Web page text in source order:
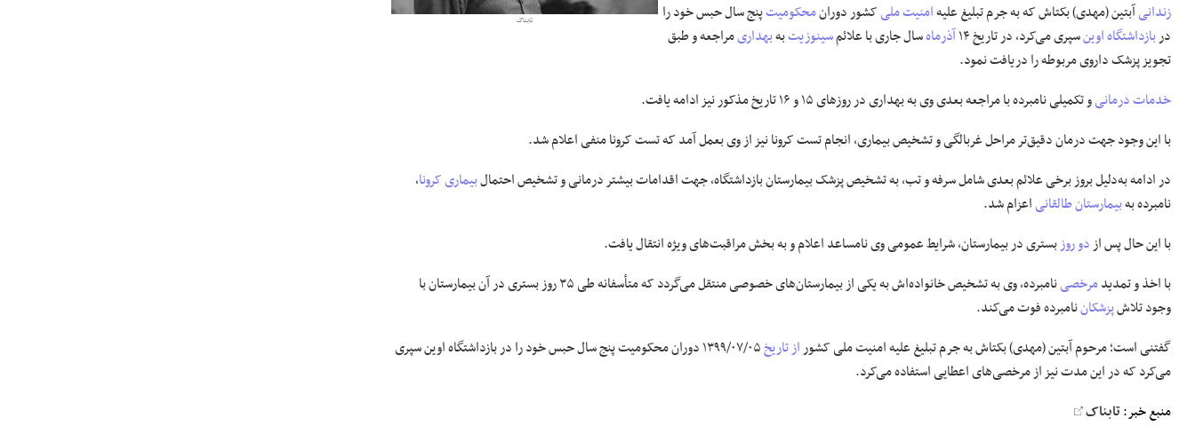
تابناک زندانیآبتین (مهدی) بکتاش که به جرم تبلیغ علیهامنیت ملیکشور دورانمحکومیتپنج سال حبس خود را
دربازداشتگاه اوینسپری می‌کرد، در تاریخ ۱۴ آذرماهسال جاری با علائمسینوزیتبهبهداریمراجعه و طبق
تجویز پزشک داروی مربوطه را دریافت نمود.
خدمات درمانیو تکمیلی نامبرده با مراجعه بعدی وی به بهداری در روزهای ۱۵ و ۱۶ تاریخ مذکور نیز ادامه یافت.
با این وجود جهت درمان دقیق‌تر مراحل غربالگی و تشخیص بیماری، انجام تست کرونا نیز از وی بعمل آمد که تست کرونا منفی اعلام شد.
در ادامه به‌دلیل بروز برخی علائم بعدی شامل سرفه و تب، به تشخیص پزشک بیمارستان بازداشتگاه، جهت اقدامات بیشتر درمانی و تشخیص احتمالبیماری کرونا،
نامبرده بهبیمارستان طالقانیاعزام شد.
با این حال پس ازدو روزبستری در بیمارستان، شرایط عمومی وی نامساعد اعلام و به بخش مراقبت‌های ویژه انتقال یافت.
با اخذ و تمدیدمرخصی
نامبرده، وی به تشخیص خانواده‌اش به یکی از بیمارستان‌های خصوصی منتقل می‌گردد که متأسفانه طی ۳۵ روز بستری در آن بیمارستان با
وجود تلاشپزشکاننامبرده فوت می‌کند.
گفتنی است؛ مرحوم آبتین (مهدی) بکتاش به جرم تبلیغ علیه امنیت ملی کشوراز تاریخ
۰۵/‏۰۷/‏۱۳۹۹‬ دوران محکومیت پنج سال حبس خود را در بازداشتگاه اوین سپری
می‌کرد که در این مدت نیز از مرخصی‌های اعطایی استفاده می‌کرد.
منبع خبر:تابناک